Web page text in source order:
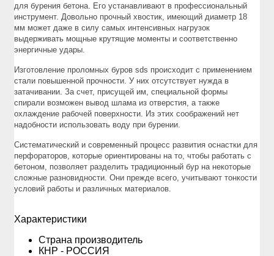
для бурения бетона. Его устанавливают в профессиональный
инструмент. Довольно прочный хвостик, имеющий диаметр 18
мм может даже в силу самых интенсивных нагрузок
выдерживать мощные крутящие моменты и соответственно
энергичные удары.
Изготовление проломных буров sds происходит с применением
стали повышенной прочности. У них отсутствует нужда в
затачивании. За счет, присущей им, специальной формы
спирали возможен вывод шлама из отверстия, а также
охлаждение рабочей поверхности. Из этих соображений нет
надобности использовать воду при бурении.
Систематический и современный процесс развития оснастки для
перфораторов, которые ориентированы на то, чтобы работать с
бетоном, позволяет разделить традиционный бур на некоторые
сложные разновидности. Они прежде всего, учитывают тонкости
условий работы и различных материалов.
Xарактеристики
Страна производитель
КНР - РОССИЯ